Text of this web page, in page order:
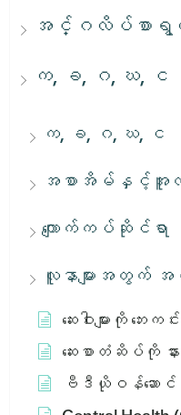
အင်္ဂလိပ်စာရွက်စ
က, ခ, ဂ, ဃ, င
က, ခ, ဂ, ဃ, င
အစာအိမ်နှင့်အူလမ်း
ကျောက်ကပ်ဆိုင်ရာ
လူနာများအတွက် အ
ဆေးဝါးများကို ဘ
ဆေးစာတံဆိပ်ကို န
ဗီဒီယိုဝန်ဆောင်မှု